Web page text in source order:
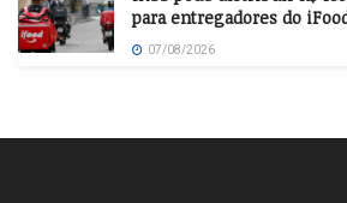
para entregadores do
07/08/2026